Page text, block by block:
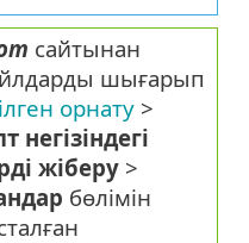
сайтынан
шығарып
орнату >
негізіндегі
жіберу >
бөлімін